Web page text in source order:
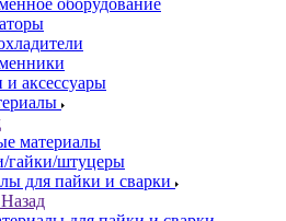
оборудование
и аксессуары
материалы
гайки/штуцеры
для пайки и сварки
Назад